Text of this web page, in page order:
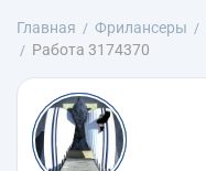
Главная Фрилансеры
Работа 3174370